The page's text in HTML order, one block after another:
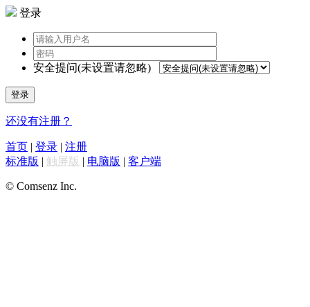
登录
安全提问(未设置请忽略)
登录
还没有注册？
首页 | 登录 | 注册
标准版 | 触屏版 | 电脑版 | 客户端
© Comsenz Inc.